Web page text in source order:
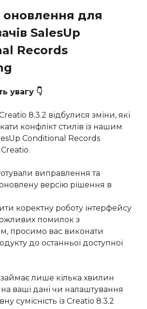
для
SalesUp
Records
увагу 👇
8.3.2 відбулися зміни, які
конфлікт стилів із нашим
Conditional Records
виправлення та
версію рішення в
коректну роботу інтерфейсу
помилок з
просимо вас виконати
до останньої доступної
лише кілька хвилин
ваші дані чи налаштування
сумісність із Creatio 8.3.2